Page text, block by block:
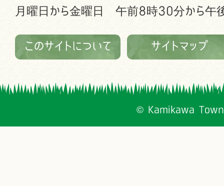
月曜日から金曜日 午前8時30分から午
このサイトについて サイトマップ
© Kamikawa Town